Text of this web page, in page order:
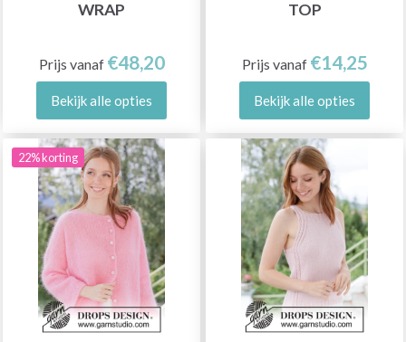
WRAP
Prijs vanaf €48,20
Bekijk alle opties
TOP
Prijs vanaf €14,25
Bekijk alle opties
22% korting